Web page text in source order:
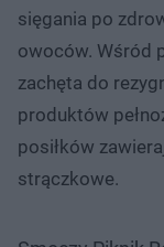
sięgania po
owoców. Wśród
zachęta do
produktów
posiłków
strączkowe.